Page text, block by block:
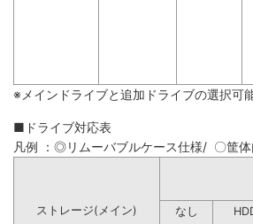
※メインドライブと追加ドライブの選択可
■ドライブ対応表
凡例 ：◎リムーバブルケース仕様/ 〇筐
ストレージ(メイン) なし